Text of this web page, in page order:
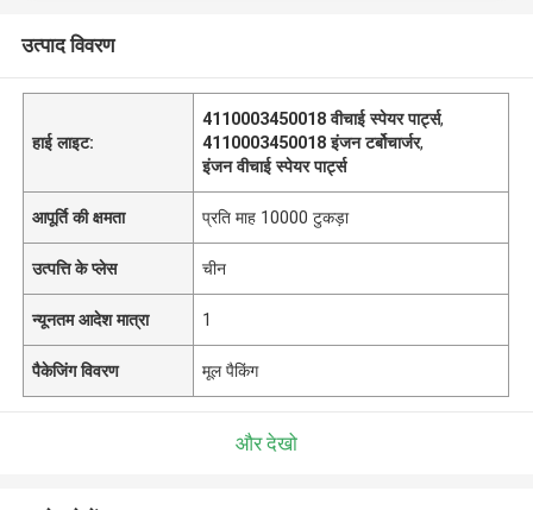
उत्पाद विवरण
हाई लाइट:
4110003450018 वीचाई स्पेयर पार्ट्स,
4110003450018 इंजन टर्बोचार्जर,
इंजन वीचाई स्पेयर पार्ट्स
आपूर्ति की क्षमता प्रति माह 10000 टुकड़ा
उत्पत्ति के प्लेस चीन
न्यूनतम आदेश मात्रा 1
पैकेजिंग विवरण मूल पैकिंग
और देखो